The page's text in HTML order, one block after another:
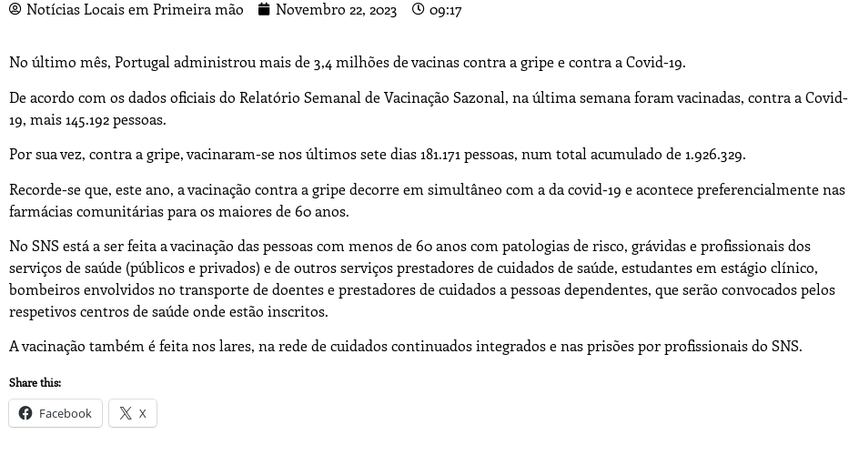
Notícias Locais em Primeira mão Novembro 22, 2023 09:17
No último mês, Portugal administrou mais de 3,4 milhões de vacinas contra a gripe e contra a Covid-19.
De acordo com os dados oficiais do Relatório Semanal de Vacinação Sazonal, na última semana foram vacinadas, contra a Covid-
19, mais 145.192 pessoas.
Por sua vez, contra a gripe, vacinaram-se nos últimos sete dias 181.171 pessoas, num total acumulado de 1.926.329.
Recorde-se que, este ano, a vacinação contra a gripe decorre em simultâneo com a da covid-19 e acontece preferencialmente nas
farmácias comunitárias para os maiores de 60 anos.
No SNS está a ser feita a vacinação das pessoas com menos de 60 anos com patologias de risco, grávidas e profissionais dos
serviços de saúde (públicos e privados) e de outros serviços prestadores de cuidados de saúde, estudantes em estágio clínico,
bombeiros envolvidos no transporte de doentes e prestadores de cuidados a pessoas dependentes, que serão convocados pelos
respetivos centros de saúde onde estão inscritos.
A vacinação também é feita nos lares, na rede de cuidados continuados integrados e nas prisões por profissionais do SNS.
Share this:
Facebook X